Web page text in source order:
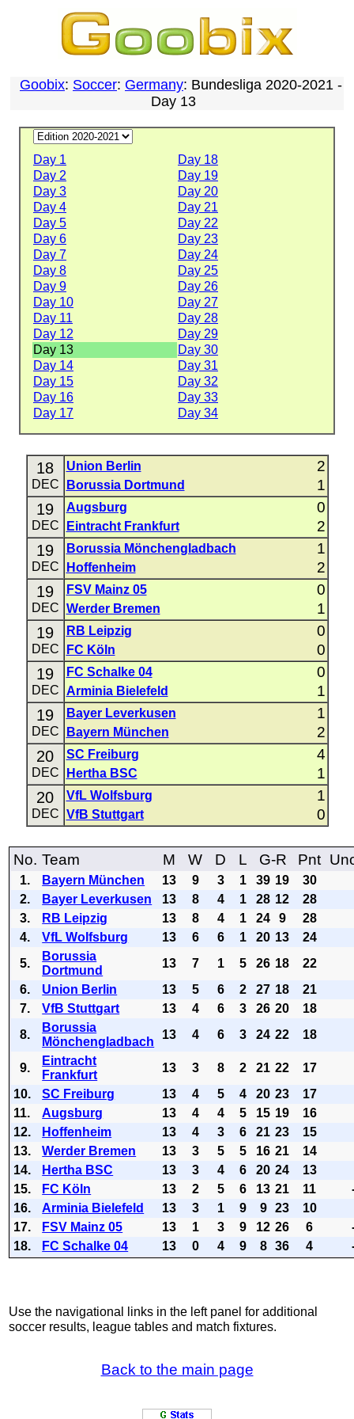
Goobix: Soccer: Germany: Bundesliga 2020-2021 -
Day 13
Day 1
Day 18
Day 2
Day 19
Day 3
Day 20
Day 4
Day 21
Day 5
Day 22
Day 6
Day 23
Day 7
Day 24
Day 8
Day 25
Day 9
Day 26
Day 10
Day 27
Day 11
Day 28
Day 12
Day 29
Day 13
Day 30
Day 14
Day 31
Day 15
Day 32
Day 16
Day 33
Day 17
Day 34
18
DEC
Union Berlin 2
Borussia Dortmund 1
19
DEC
Augsburg 0
Eintracht Frankfurt 2
19
DEC
Borussia Mönchengladbach 1
Hoffenheim 2
19
DEC
FSV Mainz 05 0
Werder Bremen 1
19
DEC
RB Leipzig 0
FC Köln 0
19
DEC
FC Schalke 04 0
Arminia Bielefeld 1
19
DEC
Bayer Leverkusen 1
Bayern München 2
20
DEC
SC Freiburg 4
Hertha BSC 1
20
DEC
VfL Wolfsburg 1
VfB Stuttgart 0
No. Team M W D L G-R Pnt
1. Bayern München 13 9 3 1 39 19 30
2.
Bayer Leverkusen 13 8 4 1 28 12 28
3.
RB Leipzig 13 8 4 1 24 9
28
4.
VfL Wolfsburg 13 6 6 1 20 13
24
5.
Borussia
Dortmund
13 7 1 5 26 18
22
6.
Union Berlin 13 5 6 2 27 18
21
7.
VfB Stuttgart 13 4 6 3 26 20
18
8.
Borussia
Mönchengladbach
13 4 6 3 24 22 18
9.
Eintracht
Frankfurt
13 3 8 2 21 22
17
10.
SC Freiburg 13 4 5 4 20 23
17
11.
Augsburg 13 4 4 5 15 19
16
12.
Hoffenheim 13 4 3 6 21 23
15
13.
Werder Bremen 13 3 5 5 16 21
14
14.
Hertha BSC 13 3 4 6 20 24
13
15.
FC Köln 13 2 5 6 13 21 11
16.
Arminia Bielefeld 13 3 1 9 9 23
10
17.
FSV Mainz 05 13 1 3 9 12 26 6
18.
FC Schalke 04 13 0 4 9 8 36 4
Use the navigational links in the left panel for additional
soccer results, league tables and match fixtures.
Back to the main page